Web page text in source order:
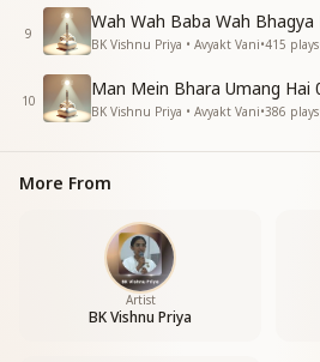
9
BK Vishnu Priya • Avyakt Vani•415 plays
10
Man Mein Bhara Umang Hai
BK Vishnu Priya • Avyakt Vani•386 plays
More From
Artist
BK Vishnu Priya